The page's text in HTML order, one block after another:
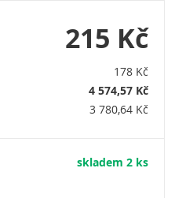
215 Kč
178 Kč
4 574,57 Kč
3 780,64 Kč
skladem 2 ks